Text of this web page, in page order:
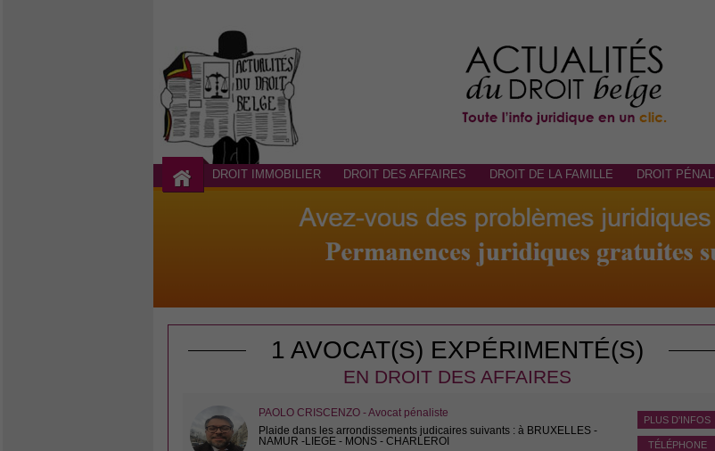
DROIT IMMOBILIER DROIT DES AFFAIRES DROIT DE LA FAMILLE DROIT PÉNAL
1 AVOCAT(S) EXPÉRIMENTÉ(S)
EN DROIT DES AFFAIRES
PLUS D'INFOS
TÉLÉPHONE
PAOLO CRISCENZO - Avocat pénaliste
Plaide dans les arrondissements judicaires suivants : à BRUXELLES -
NAMUR -LIEGE - MONS - CHARLEROI